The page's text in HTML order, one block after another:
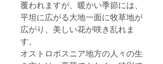
覆われますが、暖かい季節には、
平坦に広がる大地一面に牧草地が
広がり、美しい花が咲き乱れま
す。
オストロボスニア地方の人々の生